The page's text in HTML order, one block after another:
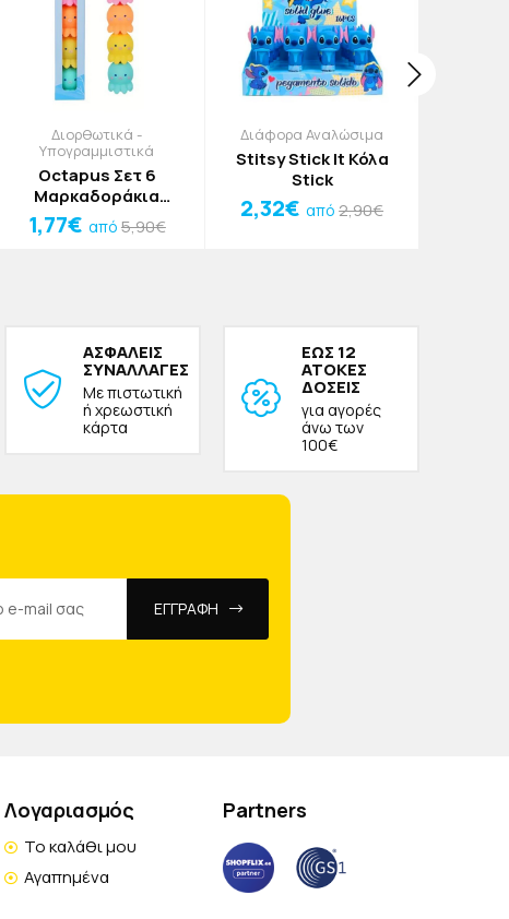
Διορθωτικά -
Υπογραμμιστικά
Octapus Σετ 6
Μαρκαδοράκια
Υπογράμμισης
1,77€ από 5,90€
Διάφορα Αναλώσιμα
Stitsy Stick It Κόλα
Stick
2,32€ από2,90€
ΑΣΦΑΛΕΙΣ
ΣΥΝΑΛΛΑΓΕΣ
Με πιστωτική
ή χρεωστική
κάρτα
ΕΩΣ 12
ΑΤΟΚΕΣ
ΔΟΣΕΙΣ
για αγορές
άνω των
100€
ΕΓΓΡΑΦΗ
Λογαριασμός
Το καλάθι μου
Αγαπημένα
Partners